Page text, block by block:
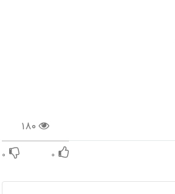
۱۸۰
۰ ۰